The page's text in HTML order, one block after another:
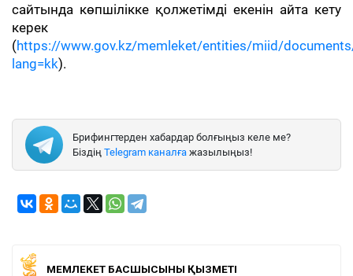
сайтында көпшілікке қолжетімді екенін айта кету
керек
(https://www.gov.kz/memleket/entities/miid/
lang=kk).
Брифингтерден хабардар болғыңыз келе ме?
Біздің Telegram каналға жазылыңыз!
МЕМЛЕКЕТ БАСШЫСЫНЫҢ ҚЫЗМЕТІ